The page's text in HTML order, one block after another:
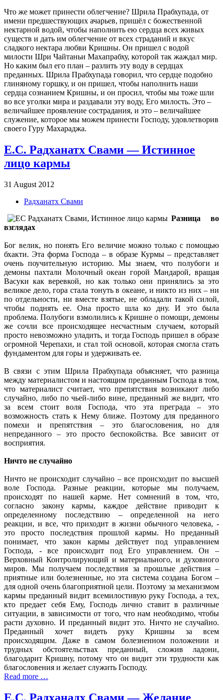
Что же может принести облегчение? Шрила Прабхупада, от
имени предшествующих ачарьев, пришёл с божественной
нектарной водой, чтобы наполнить ею сердца всех живых
существ и дать им облегчение от всех страданий и вкус
сладкого нектара любви Кришны. Он пришел с водой
милости Шри Чайтаньи Махапрабху, которой так жаждал мир.
Но каким был его план – разлить эту воду в сердцах
преданных. Шрила Прабхупада говорил, что сердце подобно
глиняному горшку, и он пришел, чтобы наполнить наши
сердца сознанием Кришны, и он просил, чтобы мы тоже шли
во все уголки мира и раздавали эту воду, Его милость. Это –
величайшее проявление сострадания, и это – величайшее
служение, которое мы можем принести Господу, удовлетворив
своего Гуру Махараджа.
Е.С. Радханатх Свами — Истинное
лицо кармы
31 August 2012
Радханатх Свами
Разница во
взглядах
Бог велик, но понять Его величие можно только с помощью
бхакти. Эта форма Господа – в образе Курмы – представляет
очень поучительную историю. Мы знаем, что полубоги и
демоны пахтали Молочный океан горой Мандарой, вращая
Васуки как веревкой, но как только они принялись за это
великое дело, гора стала тонуть в океане, и никто из них – ни
по отдельности, ни вместе взятые, не обладали такой силой,
чтобы поднять ее. Она просто шла ко дну. И это была
проблема. Полубоги взмолились к Кришне о помощи, демоны
же сочли все происходящее несчастным случаем, который
просто невозможно уладить, и тогда Господь пришел в образе
огромной Черепахи, и стал той основой, которая смогла стать
фундаментом для горы и удерживать ее.
В связи с этим Шрила Прабхупада объясняет, что разница
между материалистом и настоящим преданным Господа в том,
что материалист считает, что препятствия возникают либо
случайно, либо по чьей-либо вине, преданный же видит, что
за всем стоит воля Господа, что эта преграда – это
возможность стать к Нему ближе. Поэтому для преданного
помехи и препятствия – это благословения, но для
непреданного – это просто беспокойства. Все зависит от
восприятия.
Ничто не случайно
Ничто не происходит случайно – все происходит по высшей
воле Господа. Разные реакции, которые мы получаем,
происходят по нашей карме. Нет сомнений в том, что,
согласно закону кармы, каждое действие приводит к
определенному последствию – определенной на него
реакции, и все, что приходит в жизни обычного человека, -
это просто последствия прошлой кармы. Но преданный
понимает, что закон кармы действует под управлением
Господа, - все происходит под Его управлением. Он –
Верховный Контролирующий и материального, и духовного
миров. Мы получаем последствия за прошлые действия –
приятные или болезненные, но эта система создана Богом –
для одной очень благоприятной цели. Поэтому за механизмом
кармы преданный видит всемилостивую руку Господа, а тех,
кто предает себя Ему, Господь лично ставит в различные
ситуации, в зависимости от того, что нам необходимо, чтобы
расти духовно. И преданный видит это. Ничто не случайно.
Преданный хочет видеть руку Кришны за всем
происходящим. Даже в самом болезненном положении и
трудных обстоятельствах преданный, сложив ладони,
благодарит Кришну, потому что он видит эти трудности как
благословения и желает служить Господу.
Read more …